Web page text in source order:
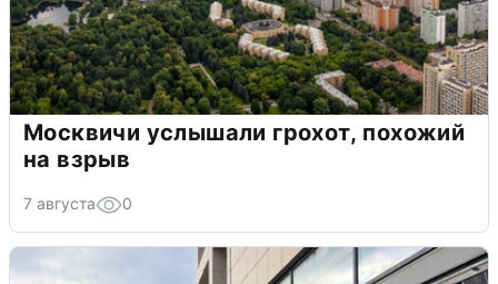
Москвичи услышали грохот, похожий
на взрыв
7 августа 0